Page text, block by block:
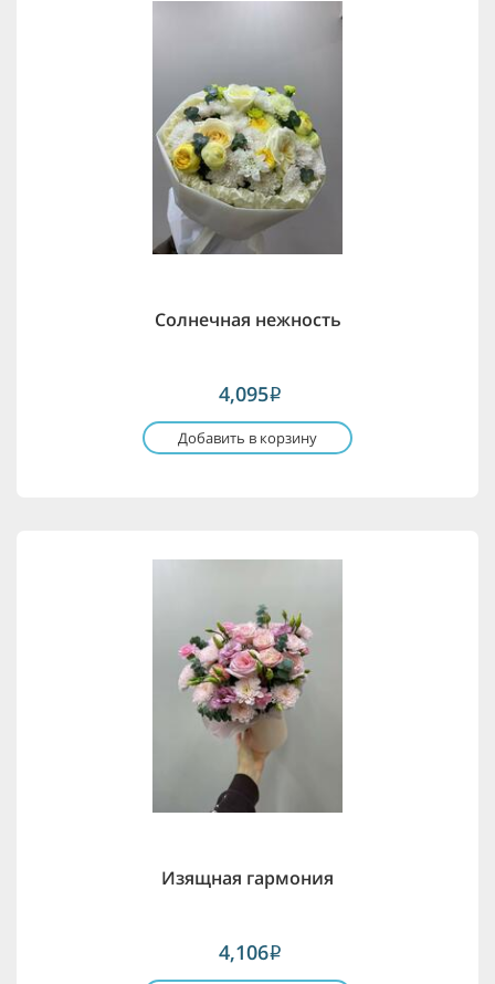
Солнечная нежность
4,095i
Добавить в корзину
Изящная гармония
4,106i